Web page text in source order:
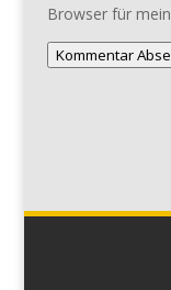
Browser für
Kommentar